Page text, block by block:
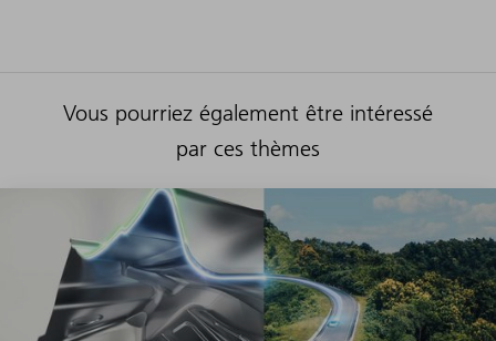
Vous pourriez également être intéressé
par ces thèmes